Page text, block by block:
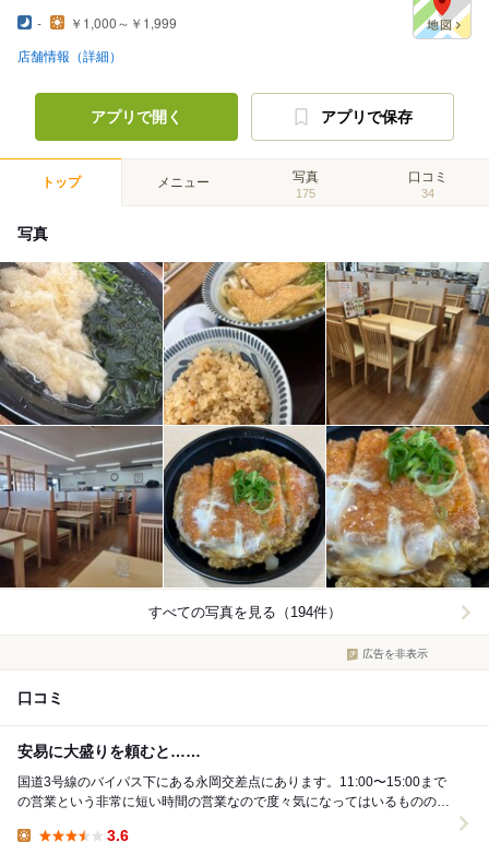
- ￥1,000～￥1,999
店舗情報（詳細）
アプリで開く アプリで保存
トップ メニュー 写真
175
口コミ
34
写真
すべての写真を見る（194件）
広告を非表示
口コミ
安易に大盛りを頼むと……
国道3号線のバイパス下にある永岡交差点にあります。11:00〜15:00まで
の営業という非常に短い時間の営業なので度々気になってはいるものの通
3.6